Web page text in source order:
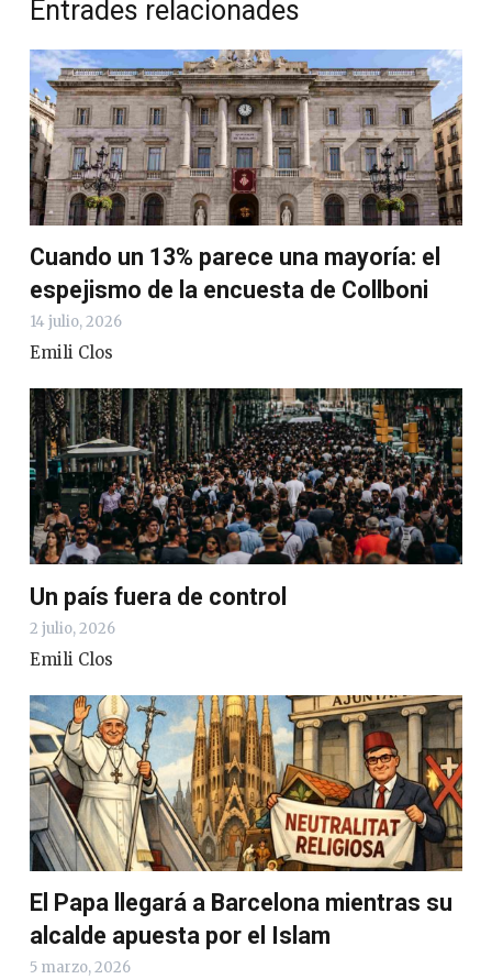
Entrades relacionades
Cuando un 13% parece una mayoría: el
espejismo de la encuesta de Collboni
14 julio, 2026
Emili Clos
Un país fuera de control
2 julio, 2026
Emili Clos
El Papa llegará a Barcelona mientras su
alcalde apuesta por el Islam
5 marzo, 2026